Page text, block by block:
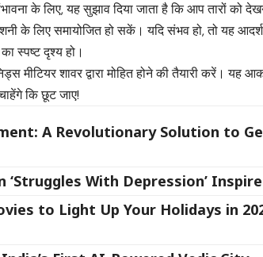
के लिए, यह सुझाव दिया जाता है कि आप तारों
के लिए समायोजित हो सकें। यदि संभव हो, तो यह
स्पष्ट दृश्य हो।
मीटियर शावर द्वारा मोहित होने की तैयारी करें। यह
कि छूट जाए!
A Revolutionary Solution to
‘Struggles With Depression’
to Light Up Your Holidays in